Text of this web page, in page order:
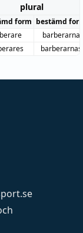
plural
form bestämd
barberarna
barberarnas